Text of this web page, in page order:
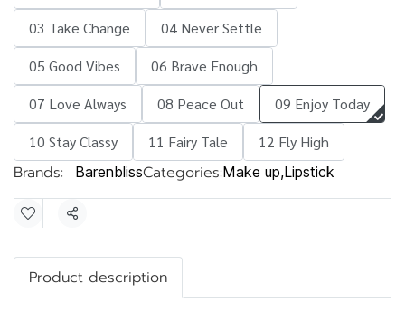
03 Take Change
04 Never Settle
05 Good Vibes
06 Brave Enough
07 Love Always
08 Peace Out
09 Enjoy Today
10 Stay Classy
11 Fairy Tale 12 Fly High
Brands: BarenblissCategories:Make up,Lipstick
Share
Product description